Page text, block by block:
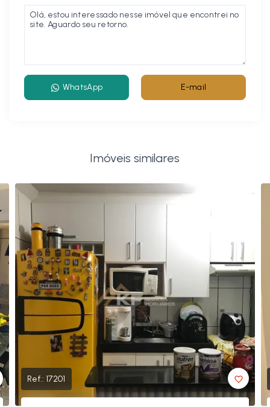
WhatsApp E-mail
Imóveis similares
Ref.: 17201